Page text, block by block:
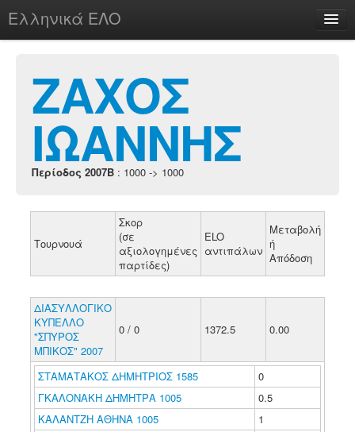
Ελληνικά ΕΛΟ
chesstu.be @ discord
Login
ΖΑΧΟΣ
ΙΩΑΝΝΗΣ
Περίοδος 2007B : 1000 -> 1000
Τουρνουά
Σκορ
(σε
αξιολογημένες
παρτίδες)
ELO
αντιπάλων
Μεταβολή
ή
Απόδοση
ΔΙΑΣΥΛΛΟΓΙΚΟ
ΚΥΠΕΛΛΟ
"ΣΠΥΡΟΣ
ΜΠΙΚΟΣ" 2007
0 / 0 1372.5 0.00
ΣΤΑΜΑΤΑΚΟΣ ΔΗΜΗΤΡΙΟΣ 1585
0
ΓΚΑΛΟΝΑΚΗ ΔΗΜΗΤΡΑ 1005
0.5
ΚΑΛΑΝΤΖΗ ΑΘΗΝΑ 1005
1